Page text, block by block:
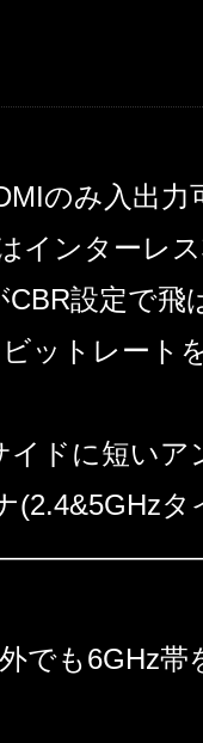
のみ入出力
インターレ
設定で飛
ットレート
ドに短いア
(2.4&5GHz
でも6GHz